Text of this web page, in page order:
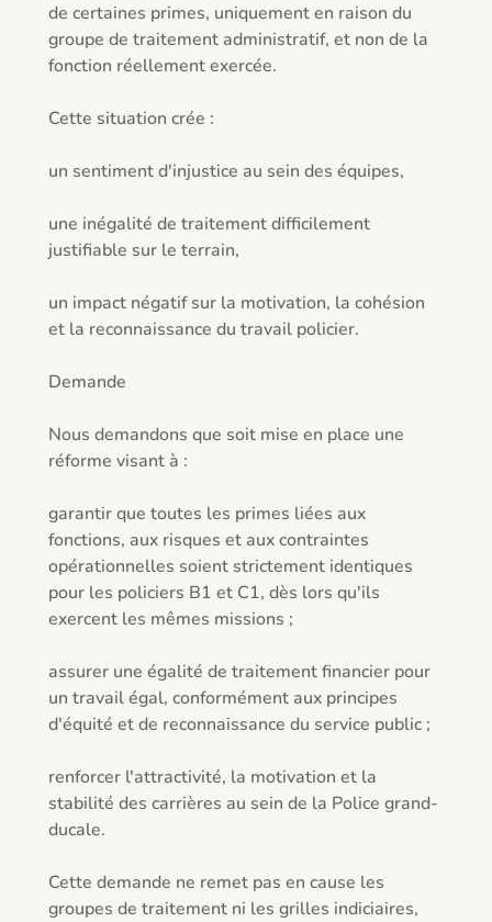
de certaines primes, uniquement en raison du
groupe de traitement administratif, et non de la
fonction réellement exercée.
Cette situation crée :
un sentiment d'injustice au sein des équipes,
une inégalité de traitement difficilement
justifiable sur le terrain,
un impact négatif sur la motivation, la cohésion
et la reconnaissance du travail policier.
Demande
Nous demandons que soit mise en place une
réforme visant à :
garantir que toutes les primes liées aux
fonctions, aux risques et aux contraintes
opérationnelles soient strictement identiques
pour les policiers B1 et C1, dès lors qu'ils
exercent les mêmes missions ;
assurer une égalité de traitement financier pour
un travail égal, conformément aux principes
d'équité et de reconnaissance du service public ;
renforcer l'attractivité, la motivation et la
stabilité des carrières au sein de la Police grand-
ducale.
Cette demande ne remet pas en cause les
groupes de traitement ni les grilles indiciaires,